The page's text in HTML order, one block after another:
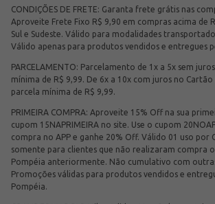
CONDIÇÕES DE FRETE: Garanta frete grátis nas
Aproveite Frete Fixo R$ 9,90 em compras acima de
Sul e Sudeste. Válido para modalidades
Válido apenas para produtos vendidos e entregues
PARCELAMENTO: Parcelamento de 1x a 5x sem
mínima de R$ 9,99. De 6x a 10x com juros no
parcela mínima de R$ 9,99.
PRIMEIRA COMPRA: Aproveite 15% Off na sua
cupom 15NAPRIMEIRA no site. Use o cupom
compra no APP e ganhe 20% Off. Válido 01 uso por
somente para clientes que não realizaram compra
Pompéia anteriormente. Não cumulativo com
Promoções válidas para produtos vendidos e
Pompéia.